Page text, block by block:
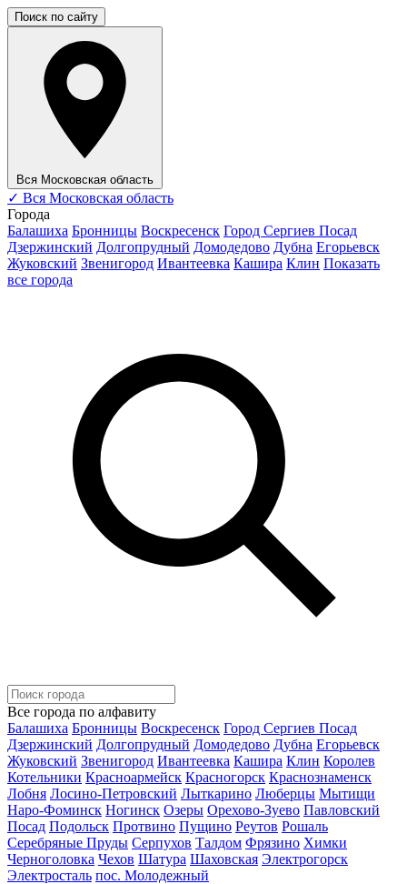
Поиск по сайту
Вся Московская область
✓ Вся Московская область
Города
Балашиха Бронницы Воскресенск Город Сергиев Посад
Дзержинский Долгопрудный Домодедово Дубна Егорьевск
Жуковский Звенигород Ивантеевка Кашира Клин Показать
все города
Все города по алфавиту
Балашиха Бронницы Воскресенск Город Сергиев Посад
Дзержинский Долгопрудный Домодедово Дубна Егорьевск
Жуковский Звенигород Ивантеевка Кашира Клин Королев
Котельники Красноармейск Красногорск Краснознаменск
Лобня Лосино-Петровский Лыткарино Люберцы Мытищи
Наро-Фоминск Ногинск Озеры Орехово-Зуево Павловский
Посад Подольск Протвино Пущино Реутов Рошаль
Серебряные Пруды Серпухов Талдом Фрязино Химки
Черноголовка Чехов Шатура Шаховская Электрогорск
Электросталь пос. Молодежный